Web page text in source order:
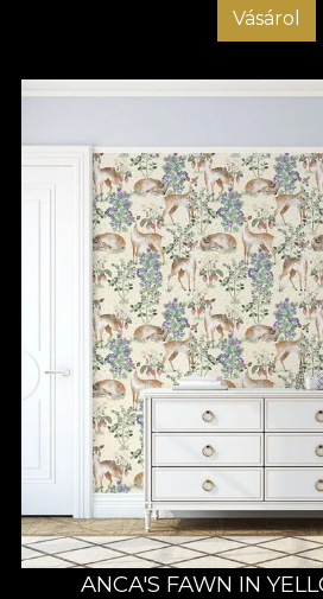
Vásárol
ANCA'S FAWN IN